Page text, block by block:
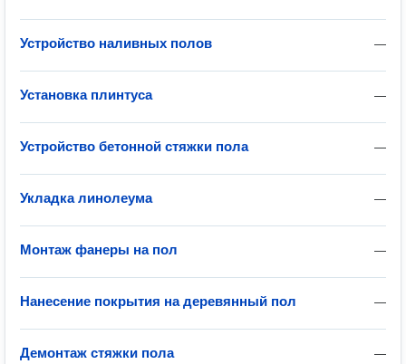
—
Устройство наливных полов
—
Установка плинтуса
—
Устройство бетонной стяжки пола
—
Укладка линолеума
—
Монтаж фанеры на пол
—
Нанесение покрытия на деревянный пол
—
Демонтаж стяжки пола